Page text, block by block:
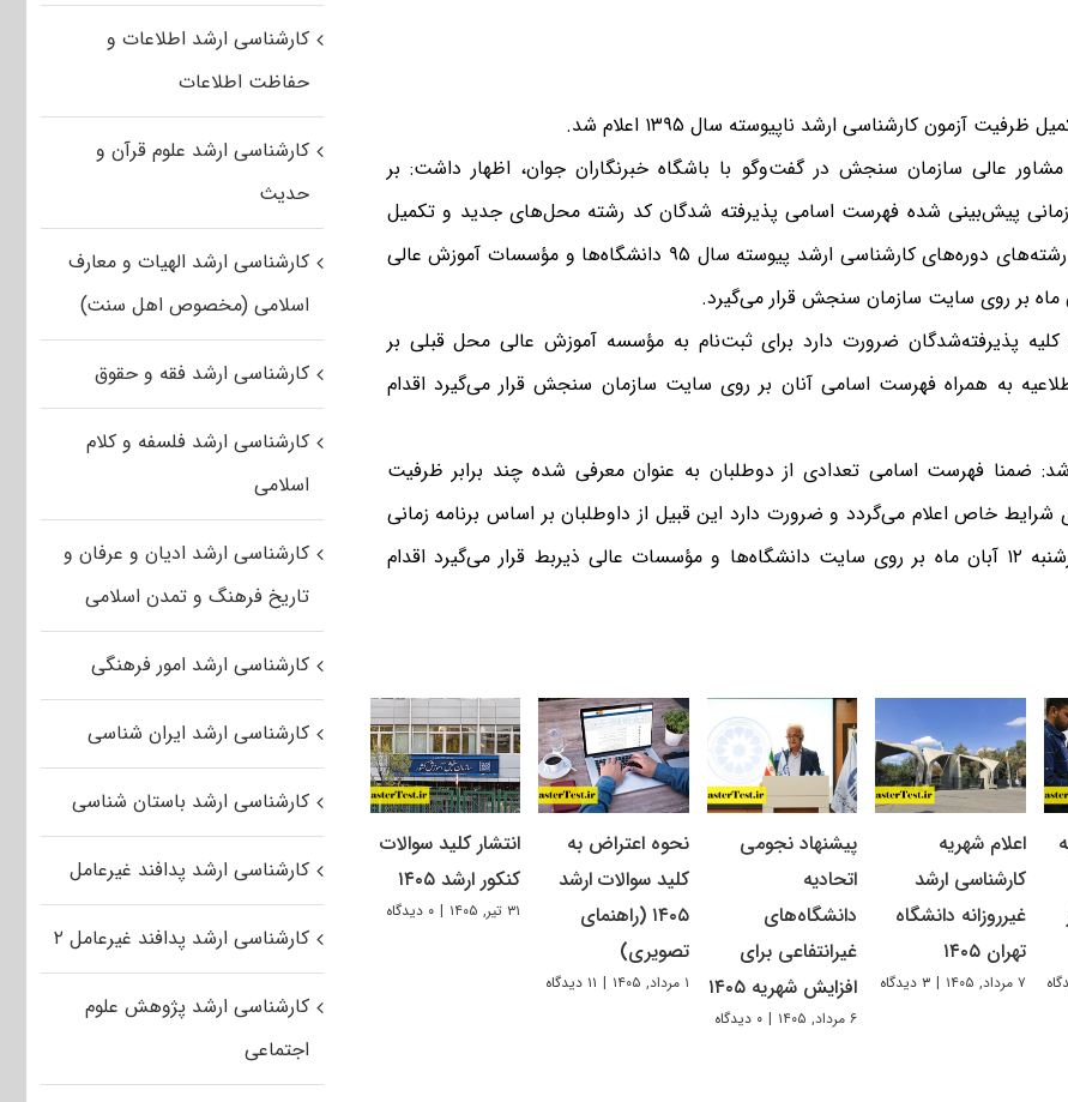
ظرفیت آزمون کارشناسی ارشد ناپیوسته سال ۱۳۹۵
اعلام شد.
عالی سازمان سنجش در گفت‌وگو با باشگاه خبرنگاران جوان، اظهار داشت: بر
پیش‌بینی شده فهرست اسامی پذیرفته شدگان کد رشته محل‌های جدید و تکمیل
ظرفیت برخی رشته‌های دوره‌های کارشناسی ارشد پیوسته سال ۹۵ دانشگاه‌ها و مؤسسات آموزش عالی
کلیه پذیرفته‌شدگان ضرورت دارد برای ثبت‌نام به مؤسسه آموزش عالی محل قبلی بر
به همراه فهرست اسامی آنان بر روی سایت سازمان سنجش قرار می‌گیرد اقدام
شد: ضمنا فهرست اسامی تعدادی از دوطلبان به عنوان معرفی شده چند برابر ظرفیت
شرایط خاص اعلام می‌گردد و ضرورت دارد این قبیل از داوطلبان بر اساس برنامه زمانی
که از روز چهارشنبه ۱۲ آبان ماه بر روی سایت دانشگاه‌ها و مؤسسات عالی ذیربط قرار می‌گیرد اقدام
اعلام شهریه
کارشناسی ارشد
غیرروزانه دانشگاه
تهران ۱۴۰۵
۷ مرداد, ۱۴۰۵ | ۳ دیدگاه
پیشنهاد نجومی
اتحادیه
دانشگاه‌های
غیرانتفاعی برای
افزایش شهریه ۱۴۰۵
۶ مرداد, ۱۴۰۵ | ۰ دیدگاه
نحوه اعتراض به
کلید سوالات ارشد
۱۴۰۵ (راهنمای
تصویری)
۱ مرداد, ۱۴۰۵ | ۱۱ دیدگاه
انتشار کلید سوالات
کنکور ارشد ۱۴۰۵
۳۱ تیر, ۱۴۰۵ | ۰ دیدگاه
کارشناسی ارشد اطلاعات و
حفاظت اطلاعات
کارشناسی ارشد علوم قرآن و
حدیث
کارشناسی ارشد الهیات و معارف
اسلامی (مخصوص اهل سنت)
کارشناسی ارشد فقه و حقوق
کارشناسی ارشد فلسفه و کلام
اسلامی
کارشناسی ارشد ادیان و عرفان و
تاریخ فرهنگ و تمدن اسلامی
کارشناسی ارشد امور فرهنگی
کارشناسی ارشد ایران شناسی
کارشناسی ارشد باستان شناسی
کارشناسی ارشد پدافند غیرعامل
کارشناسی ارشد پدافند غیرعامل ۲
کارشناسی ارشد پژوهش علوم
اجتماعی